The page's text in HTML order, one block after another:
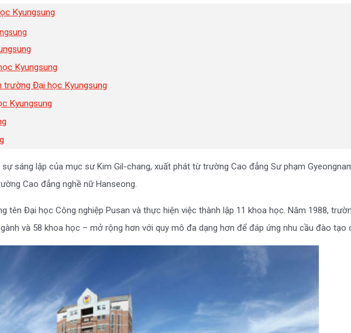
Kyungsung
Kyungsung
trường Đại học Kyungsung
Kyungsung
sáng lập của mục sư Kim Gil-chang, xuất phát từ trường Cao đẳng Sư phạm
Cao đẳng nghề nữ Hanseong.
tên Đại học Công nghiệp Pusan và thực hiện việc thành lập 11 khoa học. Năm 1988,
và 58 khoa học – mở rộng hơn với quy mô đa dạng hơn để đáp ứng nhu cầu đào tạo